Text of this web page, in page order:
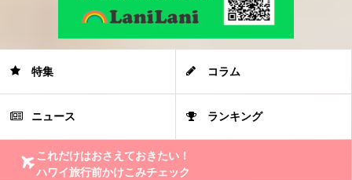
特集 コラム
ニュース ランキング
これだけはおさえておきたい！
ハワイ旅行前かけこみチェック